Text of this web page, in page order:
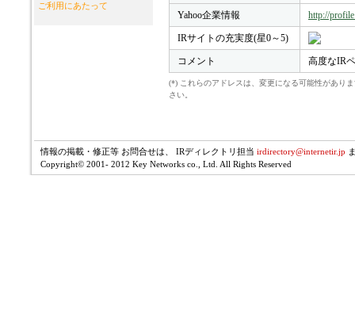
ご利用にあたって
Yahoo企業情報 http://
IRサイトの充実度(星0～5)
コメント 高度なIR
(*) これらのアドレスは、変更になる可能性があり
さい。
情報の掲載・修正等 お問合せは、 IRディレクトリ担当 irdirectory@internetir.jp
Copyright© 2001- 2012 Key Networks co., Ltd. All Rights Reserved